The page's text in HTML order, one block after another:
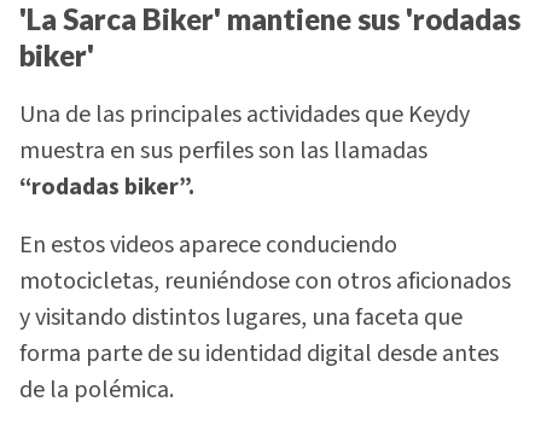
'La Sarca Biker' mantiene sus 'rodadas
biker'
Una de las principales actividades que Keydy
muestra en sus perfiles son las llamadas
“rodadas biker”.
En estos videos aparece conduciendo
motocicletas, reuniéndose con otros aficionados
y visitando distintos lugares, una faceta que
forma parte de su identidad digital desde antes
de la polémica.